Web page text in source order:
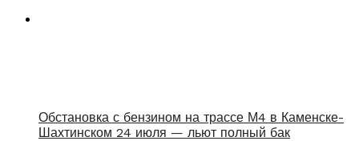
Обстановка с бензином на трассе М4 в Каменске-
Шахтинском 24 июля — льют полный бак